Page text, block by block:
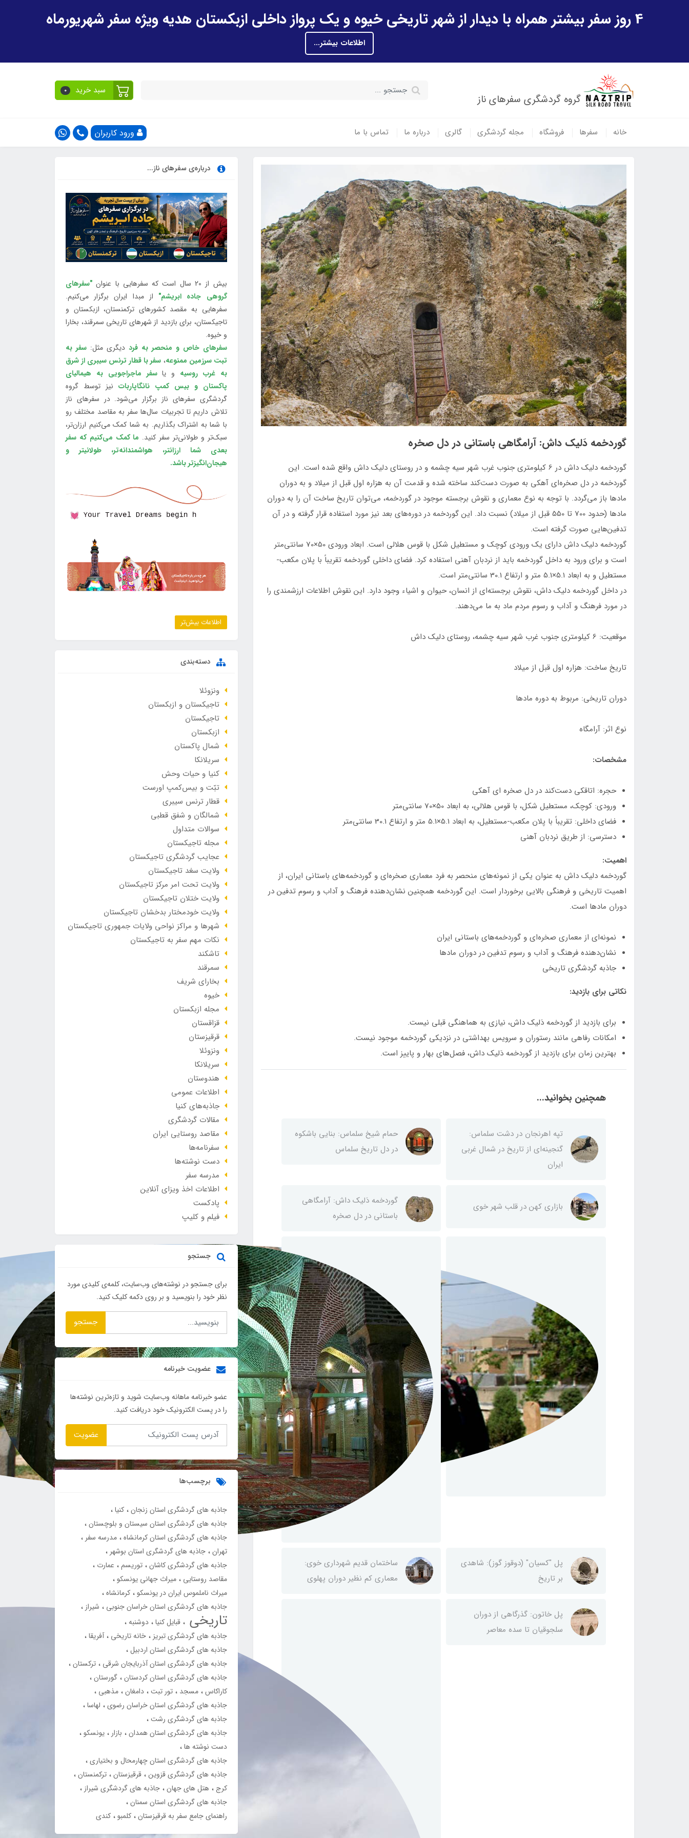
4 روز سفر بیشتر همراه با دیدار از شهر تاریخی خیوه و یک پرواز داخلی ازبکستان هدیه ویژه سفر شهریورماه
اطلاعات بیشتر...
گروه گردشگری سفرهای ناز
سبد خرید 0
خانه سفرها فروشگاه مجله گردشگری گالری درباره ما تماس با ما ورود کاربران
گوردخمه دَلیک داش: آرامگاهی باستانی در دل صخره
گوردخمه دلیک داش در 6 کیلومتری جنوب غرب شهر سیه چشمه و در روستای دلیک داش واقع شده است. این
گوردخمه در دل صخره‌ای آهکی به صورت دست‌کند ساخته شده و قدمت آن به هزاره اول قبل از میلاد و به دوران
مادها باز می‌گردد. با توجه به نوع معماری و نقوش برجسته موجود در گوردخمه، می‌توان تاریخ ساخت آن را به دوران
مادها (حدود 700 تا 550 قبل از میلاد) نسبت داد. این گوردخمه در دوره‌های بعد نیز مورد استفاده قرار گرفته و در آن
تدفین‌هایی صورت گرفته است.
گوردخمه دلیک داش دارای یک ورودی کوچک و مستطیل شکل با قوس هلالی است. ابعاد ورودی 50×70 سانتی‌متر
است و برای ورود به داخل گوردخمه باید از نردبان آهنی استفاده کرد. فضای داخلی گوردخمه تقریباً با پلان مکعب-
مستطیل و به ابعاد 5.1×5.1 متر و ارتفاع 30.1 سانتی‌متر است.
در داخل گوردخمه دلیک داش، نقوش برجسته‌ای از انسان، حیوان و اشیاء وجود دارد. این نقوش اطلاعات ارزشمندی را
در مورد فرهنگ و آداب و رسوم مردم ماد به ما می‌دهند.
موقعیت: 6 کیلومتری جنوب غرب شهر سیه چشمه، روستای دلیک داش
تاریخ ساخت: هزاره اول قبل از میلاد
دوران تاریخی: مربوط به دوره مادها
نوع اثر: آرامگاه
مشخصات:
حجره: اتاقکی دست‌کند در دل صخره ای آهکی
ورودی: کوچک، مستطیل شکل، با قوس هلالی، به ابعاد 50×70 سانتی‌متر
فضای داخلی: تقریباً با پلان مکعب-مستطیل، به ابعاد 5.1×5.1 متر و ارتفاع 30.1 سانتی‌متر
دسترسی: از طریق نردبان آهنی
اهمیت:
گوردخمه دلیک داش به عنوان یکی از نمونه‌های منحصر به فرد معماری صخره‌ای و گوردخمه‌های باستانی ایران، از
اهمیت تاریخی و فرهنگی بالایی برخوردار است. این گوردخمه همچنین نشان‌دهنده فرهنگ و آداب و رسوم تدفین در
دوران مادها است.
نمونه‌ای از معماری صخره‌ای و گوردخمه‌های باستانی ایران
نشان‌دهنده فرهنگ و آداب و رسوم تدفین در دوران مادها
جاذبه گردشگری تاریخی
نکاتی برای بازدید:
برای بازدید از گوردخمه دَلیک داش، نیازی به هماهنگی قبلی نیست.
امکانات رفاهی مانند رستوران و سرویس بهداشتی در نزدیکی گوردخمه موجود نیست.
بهترین زمان برای بازدید از گوردخمه دَلیک داش، فصل‌های بهار و پاییز است.
همچنین بخوانید...
تپه اهرنجان در دشت سلماس:
گنجینه‌ای از تاریخ در شمال غربی
ایران
حمام شیخ سلماس: بنایی باشکوه
در دل تاریخ سلماس
بازاری کهن در قلب شهر خوی
گوردخمه دَلیک داش: آرامگاهی
باستانی در دل صخره
پل "کسیان" (دوقوز گوز): شاهدی
بر تاریخ
ساختمان قدیم شهرداری خوی:
معماری کم نظیر دوران پهلوی
پل خاتون: گذرگاهی از دوران
سلجوقیان تا سده معاصر
درباره‌ی سفرهای ناز...
بیش از 20 سال است که سفرهایی با عنوان
"سفرهای
گروهی جاده ابریشم" از مبدا ایران برگزار می‌کنیم.
سفرهایی به مقصد کشورهای ترکمنستان، ازبکستان و
تاجیکستان، برای بازدید از شهرهای تاریخی سمرقند، بخارا
و خیوه.
سفرهای خاص و منحصر به فرددیگری مثل:سفر به
تبت سرزمین ممنوعه، سفر با قطار ترنس سیبری از شرق
به غرب روسیه و یاسفر ماجراجویی به هیمالیای
پاکستان و بیس کمپ نانگاپاربات نیز توسط گروه
گردشگری سفرهای ناز برگزار می‌شود. در سفرهای ناز
تلاش داریم تا تجربیات سال‌ها سفر به مقاصد مختلف رو
با شما به اشتراک بگذاریم. به شما کمک می‌کنیم ارزان‌تر،
سبک‌تر و طولانی‌تر سفر کنید. ما کمک می‌کنیم که سفر
بعدی شما ارزانتر، هواشمندانه‌تر، طولانی‎تر و
هیجان‌انگیزتر باشد.
اطلاعات بیش‌تر
دسته‌بندی
ونزوئلا
تاجیکستان و ازبکستان
تاجیکستان
ازبکستان
شمال پاکستان
سریلانکا
کنیا و حیات وحش
تبّت و بیس‌کمپ اورست
قطار ترنس سیبری
شمالگان و شفق قطبی
سوالات متداول
مجله تاجیکستان
عجایب گردشگری تاجیکستان
ولایت سغد تاجیکستان
ولایت تحت امر مرکز تاجیکستان
ولایت ختلان تاجیکستان
ولایت خودمختار بدخشان تاجیکستان
شهرها و مراکز نواحی ولایات جمهوری تاجیکستان
نکات مهم سفر به تاجیکستان
تاشکند
سمرقند
بخارای شریف
خیوه
مجله ازبکستان
قزاقستان
قرقیزستان
ونزوئلا
سریلانکا
هندوستان
اطلاعات عمومی
جاذبه‌های کنیا
مقالات گردشگری
مقاصد روستایی ایران
سفرنامه‌ها
دست نوشته‌ها
مدرسه سفر
اطلاعات اخذ ویزای آنلاین
پادکست
فیلم و کلیپ
جستجو
برای جستجو در نوشته‌های وب‌سایت، کلمه‌ی کلیدی مورد
نظر خود را بنویسید و بر روی دکمه کلیک کنید.
جستجو
عضویت خبرنامه
عضو خبرنامه ماهانه وب‌سایت شوید و تازه‌ترین نوشته‌ها
را در پست الکترونیک خود دریافت کنید.
عضویت
برچسب‌ها
جاذبه های گردشگری استان زنجان کنیا
جاذبه های گردشگری استان سیستان و بلوچستان
جاذبه های گردشگری استان کرمانشاه مدرسه سفر
تهران جاذبه های گردشگری استان بوشهر
جاذبه های گردشگری کاشان توریسم عمارت
مقاصد روستایی میراث جهانی یونسکو
میراث ناملموس ایران در یونسکو کرمانشاه
جاذبه های گردشگری استان خراسان جنوبی شیراز
تاریخی قبایل کنیا دوشنبه
جاذبه های گردشگری تبریز خانه تاریخی آفریقا
جاذبه های گردشگری استان اردبیل
جاذبه های گردشگری استان آذربایجان شرقی ترکستان
جاذبه های گردشگری استان کردستان گورستان
کاراکاس مسجد تور تبت دامغان مذهبی
جاذبه های گردشگری استان خراسان رضوی لهاسا
جاذبه های گردشگری رشت
جاذبه های گردشگری استان همدان بازار یونسکو
دست نوشته ها
جاذبه های گردشگری استان چهارمحال و بختیاری
جاذبه های گردشگری قزوین قرقیزستان ترکمنستان
کرج هتل های جهان جاذبه های گردشگری شیراز
جاذبه های گردشگری استان سمنان
راهنمای جامع سفر به قرقیزستان کلمبو کندی